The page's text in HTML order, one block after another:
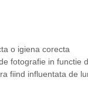
o igiena corecta
fotografie in functie
fiind influentata de